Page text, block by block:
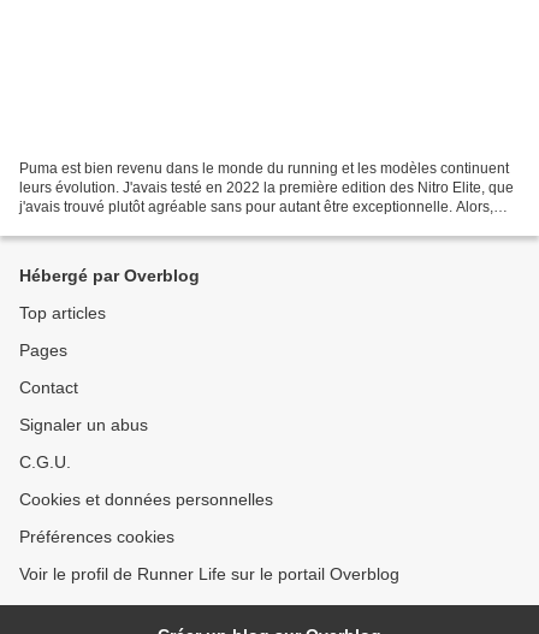
Puma est bien revenu dans le monde du running et les modèles continuent
leurs évolution. J'avais testé en 2022 la première edition des Nitro Elite, que
j'avais trouvé plutôt agréable sans pour autant être exceptionnelle. Alors,
Hébergé par Overblog
Top articles
Pages
Contact
Signaler un abus
C.G.U.
Cookies et données personnelles
Préférences cookies
Voir le profil de Runner Life sur le portail Overblog